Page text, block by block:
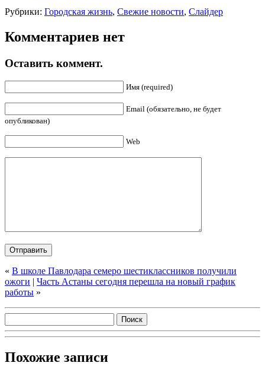
Рубрики: Городская жизнь, Свежие новости, Слайдер
Комментариев нет
Оставить коммент.
Имя (required)
Email (обязательно, не будет
опубликован)
Web
« В школе Павлодара семеро шестиклассников получили
ожоги | Часть Астаны сегодня перешла на новый график
работы »
Похожие записи